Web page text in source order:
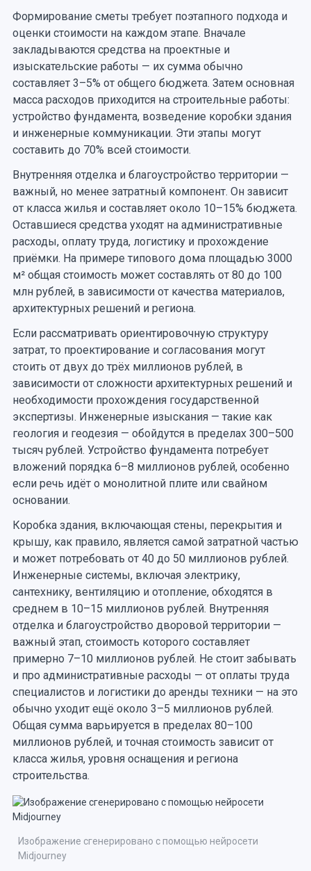
Формирование сметы требует поэтапного подхода и
оценки стоимости на каждом этапе. Вначале
закладываются средства на проектные и
изыскательские работы — их сумма обычно
составляет 3–5% от общего бюджета. Затем основная
масса расходов приходится на строительные работы:
устройство фундамента, возведение коробки здания
и инженерные коммуникации. Эти этапы могут
составить до 70% всей стоимости.
Внутренняя отделка и благоустройство территории —
важный, но менее затратный компонент. Он зависит
от класса жилья и составляет около 10–15% бюджета.
Оставшиеся средства уходят на административные
расходы, оплату труда, логистику и прохождение
приёмки. На примере типового дома площадью 3000
м² общая стоимость может составлять от 80 до 100
млн рублей, в зависимости от качества материалов,
архитектурных решений и региона.
Если рассматривать ориентировочную структуру
затрат, то проектирование и согласования могут
стоить от двух до трёх миллионов рублей, в
зависимости от сложности архитектурных решений и
необходимости прохождения государственной
экспертизы. Инженерные изыскания — такие как
геология и геодезия — обойдутся в пределах 300–500
тысяч рублей. Устройство фундамента потребует
вложений порядка 6–8 миллионов рублей, особенно
если речь идёт о монолитной плите или свайном
основании.
Коробка здания, включающая стены, перекрытия и
крышу, как правило, является самой затратной частью
и может потребовать от 40 до 50 миллионов рублей.
Инженерные системы, включая электрику,
сантехнику, вентиляцию и отопление, обходятся в
среднем в 10–15 миллионов рублей. Внутренняя
отделка и благоустройство дворовой территории —
важный этап, стоимость которого составляет
примерно 7–10 миллионов рублей. Не стоит забывать
и про административные расходы — от оплаты труда
специалистов и логистики до аренды техники — на это
обычно уходит ещё около 3–5 миллионов рублей.
Общая сумма варьируется в пределах 80–100
миллионов рублей, и точная стоимость зависит от
класса жилья, уровня оснащения и региона
строительства.
Изображение сгенерировано с помощью нейросети
Midjourney